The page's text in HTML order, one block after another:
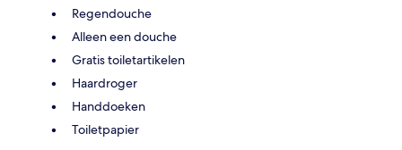
Regendouche
Alleen een douche
Gratis toiletartikelen
Haardroger
Handdoeken
Toiletpapier